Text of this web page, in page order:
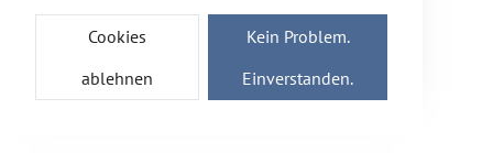
Cookies
ablehnen
Kein Problem.
Einverstanden.